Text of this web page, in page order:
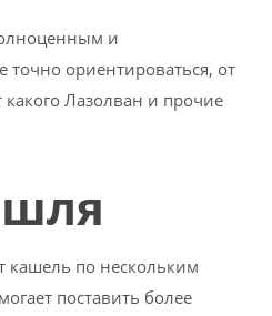
и
ориентироваться, от
какого Лазолван и прочие
по нескольким
поставить более